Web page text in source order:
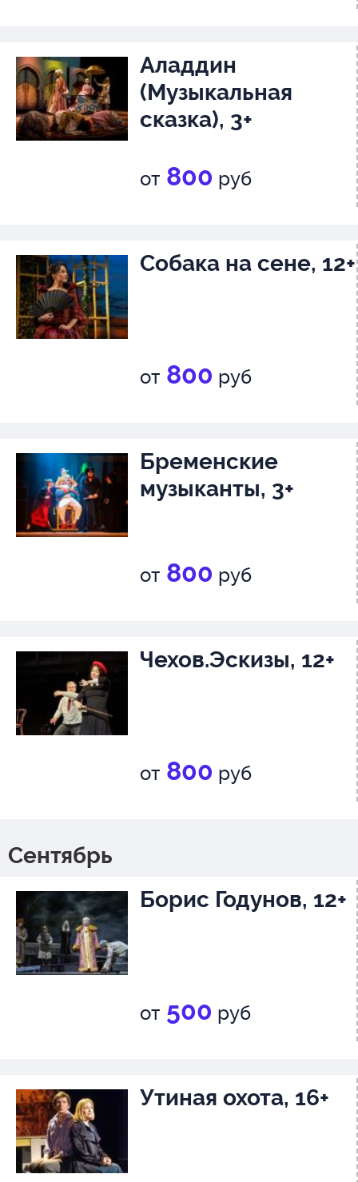
Аладдин
(Музыкальная
сказка), 3+
от 800 руб
Собака на сене, 12+
от 800 руб
Бременские
музыканты, 3+
от 800 руб
Чехов.Эскизы, 12+
от 800 руб
Сентябрь
Борис Годунов, 12+
от 500 руб
Утиная охота, 16+